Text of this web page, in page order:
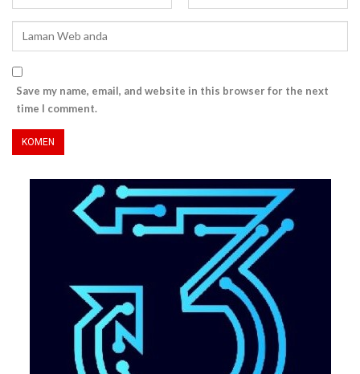
Save my name, email, and website in this browser for the next
time I comment.